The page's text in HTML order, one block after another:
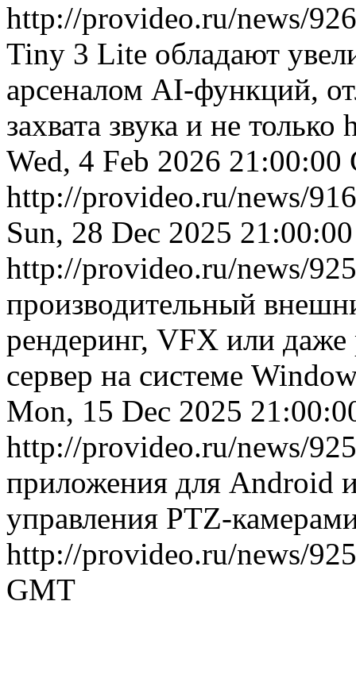
http://provideo.ru/news/
Tiny 3 Lite обладают
арсеналом AI-функций,
захвата звука и не только
Wed, 4 Feb 2026 21:00:00
http://provideo.ru/news/
Sun, 28 Dec 2025
http://provideo.ru/news/
производительный
рендеринг, VFX или
сервер на системе
Mon, 15 Dec 2025
http://provideo.ru/news/
приложения для Android
управления PTZ-
http://provideo.ru/news/
GMT